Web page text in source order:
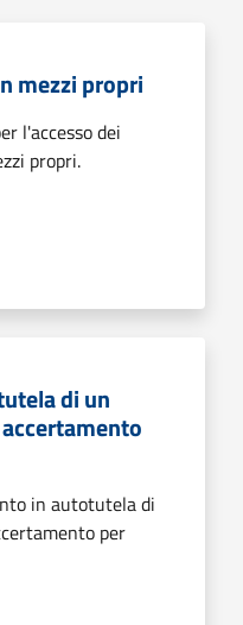
mezzi propri
l'accesso dei
propri.
di un
in autotutela di
per